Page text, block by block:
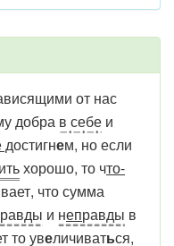
от нас
добра в себе и
достигнем, но если
хорошо, то что-
что сумма
и неправды в
тоувеличиваться,